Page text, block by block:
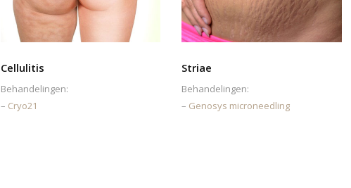
Cellulitis
Behandelingen:
– Cryo21
Striae
Behandelingen:
– Genosys microneedling